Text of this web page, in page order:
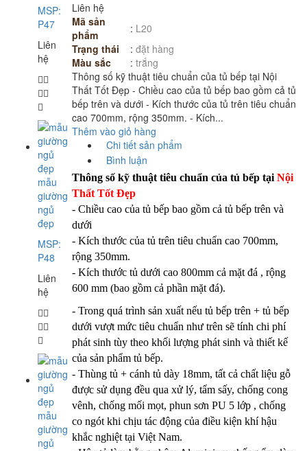
MSP:
P47
Liên
hệ
mẫu
giường
ngủ
đẹp
MSP:
P48
Liên
hệ
mẫu
giường
ngủ
Liên hệ
Mã sản
phẩm
: L20
Trạng thái
: đặt hàng
Màu sắc
: trắng
Thông số kỹ thuật tiêu chuẩn của tủ bếp tại Nội
Thất Tốt Đẹp - Chiều cao của tủ bếp bao gồm cả tủ
bếp trên và dưới - Kích thước của tủ trên tiêu chuẩn
cao 700mm, rộng 350mm. - Kích...
Thêm vào giỏ hàng
Chi tiết sản phẩm
Bình luận
Thông số kỹ thuật tiêu chuẩn của tủ bếp tại Nội
Thất Tốt Đẹp
- Chiều cao của tủ bếp bao gồm cả tủ bếp trên và
dưới
- Kích thước của tủ trên tiêu chuẩn cao 700mm,
rộng 350mm.
- Kích thước tủ dưới cao 800mm cả mặt đá , rộng
600 mm (bao gồm cả phần mặt đá).
- Trong quá trình sản xuất nếu tủ bếp trên + tủ bếp
dưới vượt mức tiêu chuẩn như trên sẽ tính chi phí
phát sinh tùy theo khối lượng phát sinh và thiết kế
của sản phẩm tủ bếp.
- Thùng tủ + cánh tủ dày 18mm, tất cả chất liệu gỗ
được sử dụng đều qua xử lý, tẩm sấy, chống cong
vênh, chống mối mọt, phun sơn PU 5 lớp , chống
co ngót khi chịu tác động của điều kiện khí hậu
khắc nghiệt tại Việt Nam.